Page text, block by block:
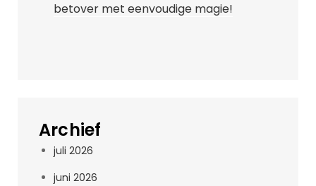
betover met eenvoudige magie!
Archief
juli 2026
juni 2026